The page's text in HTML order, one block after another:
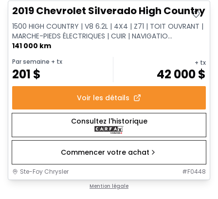
2019 Chevrolet Silverado High Country
1500 HIGH COUNTRY | V8 6.2L | 4X4 | Z71 | TOIT OUVRANT |
MARCHE-PIEDS ÉLECTRIQUES | CUIR | NAVIGATIO...
141 000 km
Par semaine + tx
201 $
+ tx
42 000$
Voir les détails
Consultez l'historique
Commencer votre achat
Ste-Foy Chrysler #F0448
Mention légale